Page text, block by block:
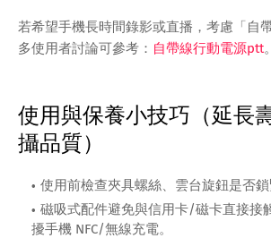
若希望手機長時間錄影或直播，考慮「自
多使用者討論可參考： 自帶線行動電源ptt。
使用與保養小技巧（延長
攝品質）
使用前檢查夾具螺絲、雲台旋鈕是否鎖
磁吸式配件避免與信用卡/磁卡直接接
擾手機 NFC/無線充電。